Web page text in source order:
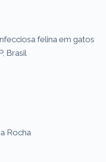
felina em gatos
Brasil
Rocha